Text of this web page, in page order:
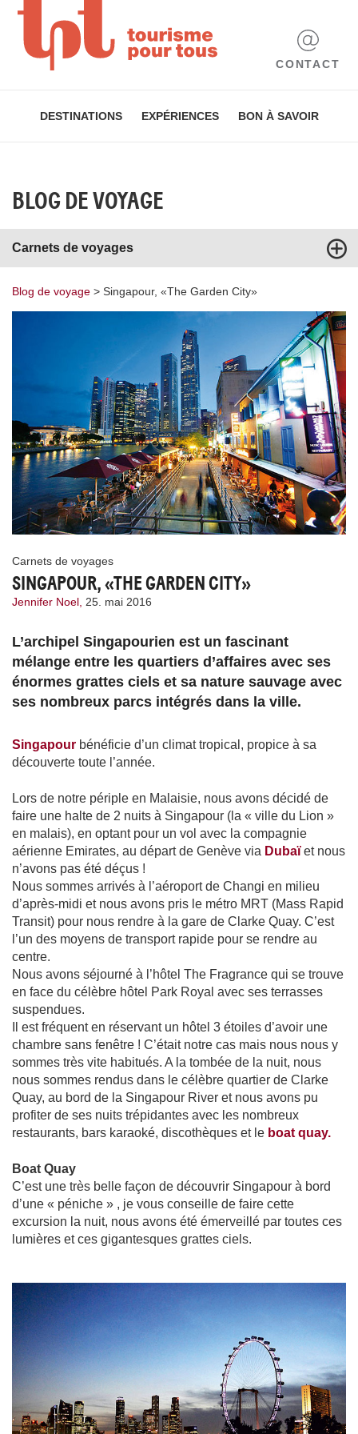
CONTACT
DESTINATIONS EXPÉRIENCES BON À SAVOIR
BLOG DE VOYAGE
Carnets de voyages
Blog de voyage > Singapour, «The Garden City»
Carnets de voyages
SINGAPOUR, «THE GARDEN CITY»
Jennifer Noel, 25. mai 2016
L’archipel Singapourien est un fascinant
mélange entre les quartiers d’affaires avec ses
énormes grattes ciels et sa nature sauvage avec
ses nombreux parcs intégrés dans la ville.
Singapour bénéficie d’un climat tropical, propice à sa
découverte toute l’année.
Lors de notre périple en Malaisie, nous avons décidé de
faire une halte de 2 nuits à Singapour (la « ville du Lion »
en malais), en optant pour un vol avec la compagnie
aérienne Emirates, au départ de Genève via Dubaïet nous
n’avons pas été déçus !
Nous sommes arrivés à l’aéroport de Changi en milieu
d’après-midi et nous avons pris le métro MRT (Mass Rapid
Transit) pour nous rendre à la gare de Clarke Quay. C’est
l’un des moyens de transport rapide pour se rendre au
centre.
Nous avons séjourné à l’hôtel The Fragrance qui se trouve
en face du célèbre hôtel Park Royal avec ses terrasses
suspendues.
Il est fréquent en réservant un hôtel 3 étoiles d’avoir une
chambre sans fenêtre ! C’était notre cas mais nous nous y
sommes très vite habitués. A la tombée de la nuit, nous
nous sommes rendus dans le célèbre quartier de Clarke
Quay, au bord de la Singapour River et nous avons pu
profiter de ses nuits trépidantes avec les nombreux
restaurants, bars karaoké, discothèques et le boat quay.
Boat Quay
C’est une très belle façon de découvrir Singapour à bord
d’une « péniche » , je vous conseille de faire cette
excursion la nuit, nous avons été émerveillé par toutes ces
lumières et ces gigantesques grattes ciels.